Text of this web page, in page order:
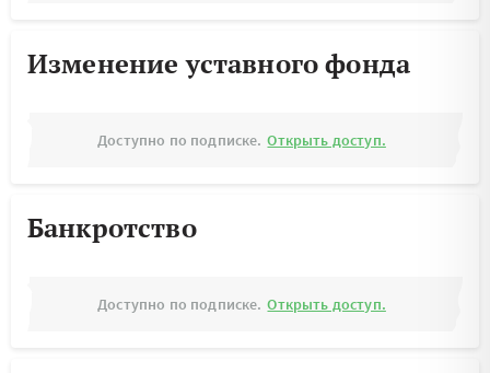
Изменение уставного фонда
Доступно по подписке. Открыть доступ.
Банкротство
Доступно по подписке. Открыть доступ.